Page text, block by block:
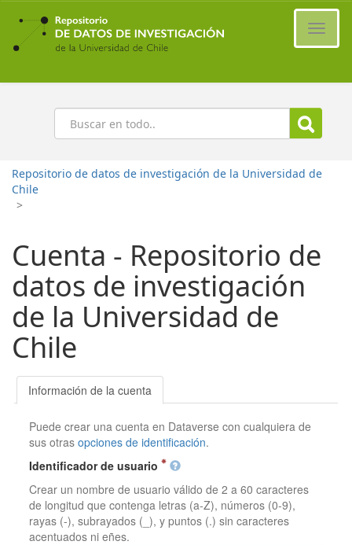
Ir
contenido
principal
Buscar
Repositorio de datos de investigación de la Universidad de
Chile
>
Cuenta - Repositorio de
datos de investigación
de la Universidad de
Chile
Información de la cuenta
Puede crear una cuenta en Dataverse con cualquiera de
sus otrasopciones de identificación.
Identificador de usuario
Crear un nombre de usuario válido de 2 a 60 caracteres
de longitud que contenga letras (a-Z), números (0-9),
rayas (-), subrayados (_), y puntos (.) sin caracteres
acentuados ni eñes.